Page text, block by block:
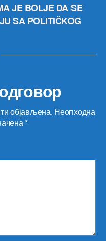
JE BOLJE DA SE
SA POLITIČKOG
објављена. Неопходна
*